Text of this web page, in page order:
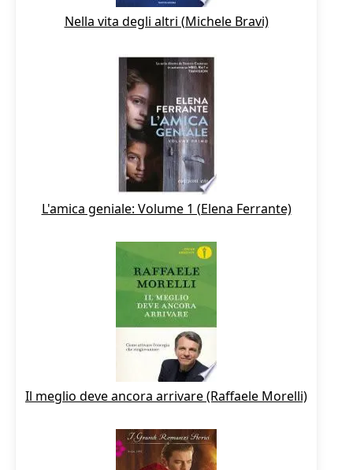
Nella vita degli altri (Michele Bravi)
L'amica geniale: Volume 1 (Elena Ferrante)
Il meglio deve ancora arrivare (Raffaele Morelli)